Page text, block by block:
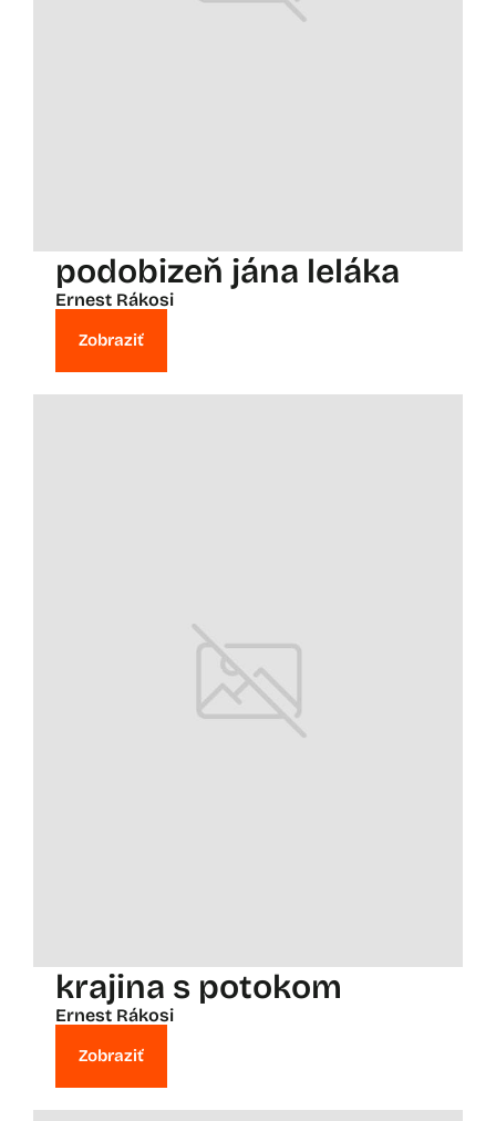
podobizeň jána leláka
Ernest Rákosi
Zobraziť
krajina s potokom
Ernest Rákosi
Zobraziť